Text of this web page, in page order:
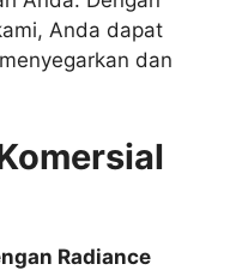
Anda dapat
dan
Radiance